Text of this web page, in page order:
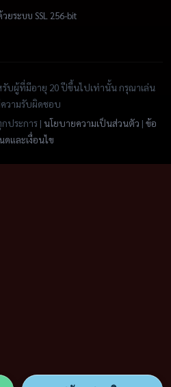
ยระบบ SSL 256-bit
บผู้ที่มีอายุ 20 ปีขึ้นไปเท่านั้น กรุณาเล่น
วามรับผิดชอบ
ประการ | นโยบายความเป็นส่วนตัว | ข้อ
และเงื่อนไข